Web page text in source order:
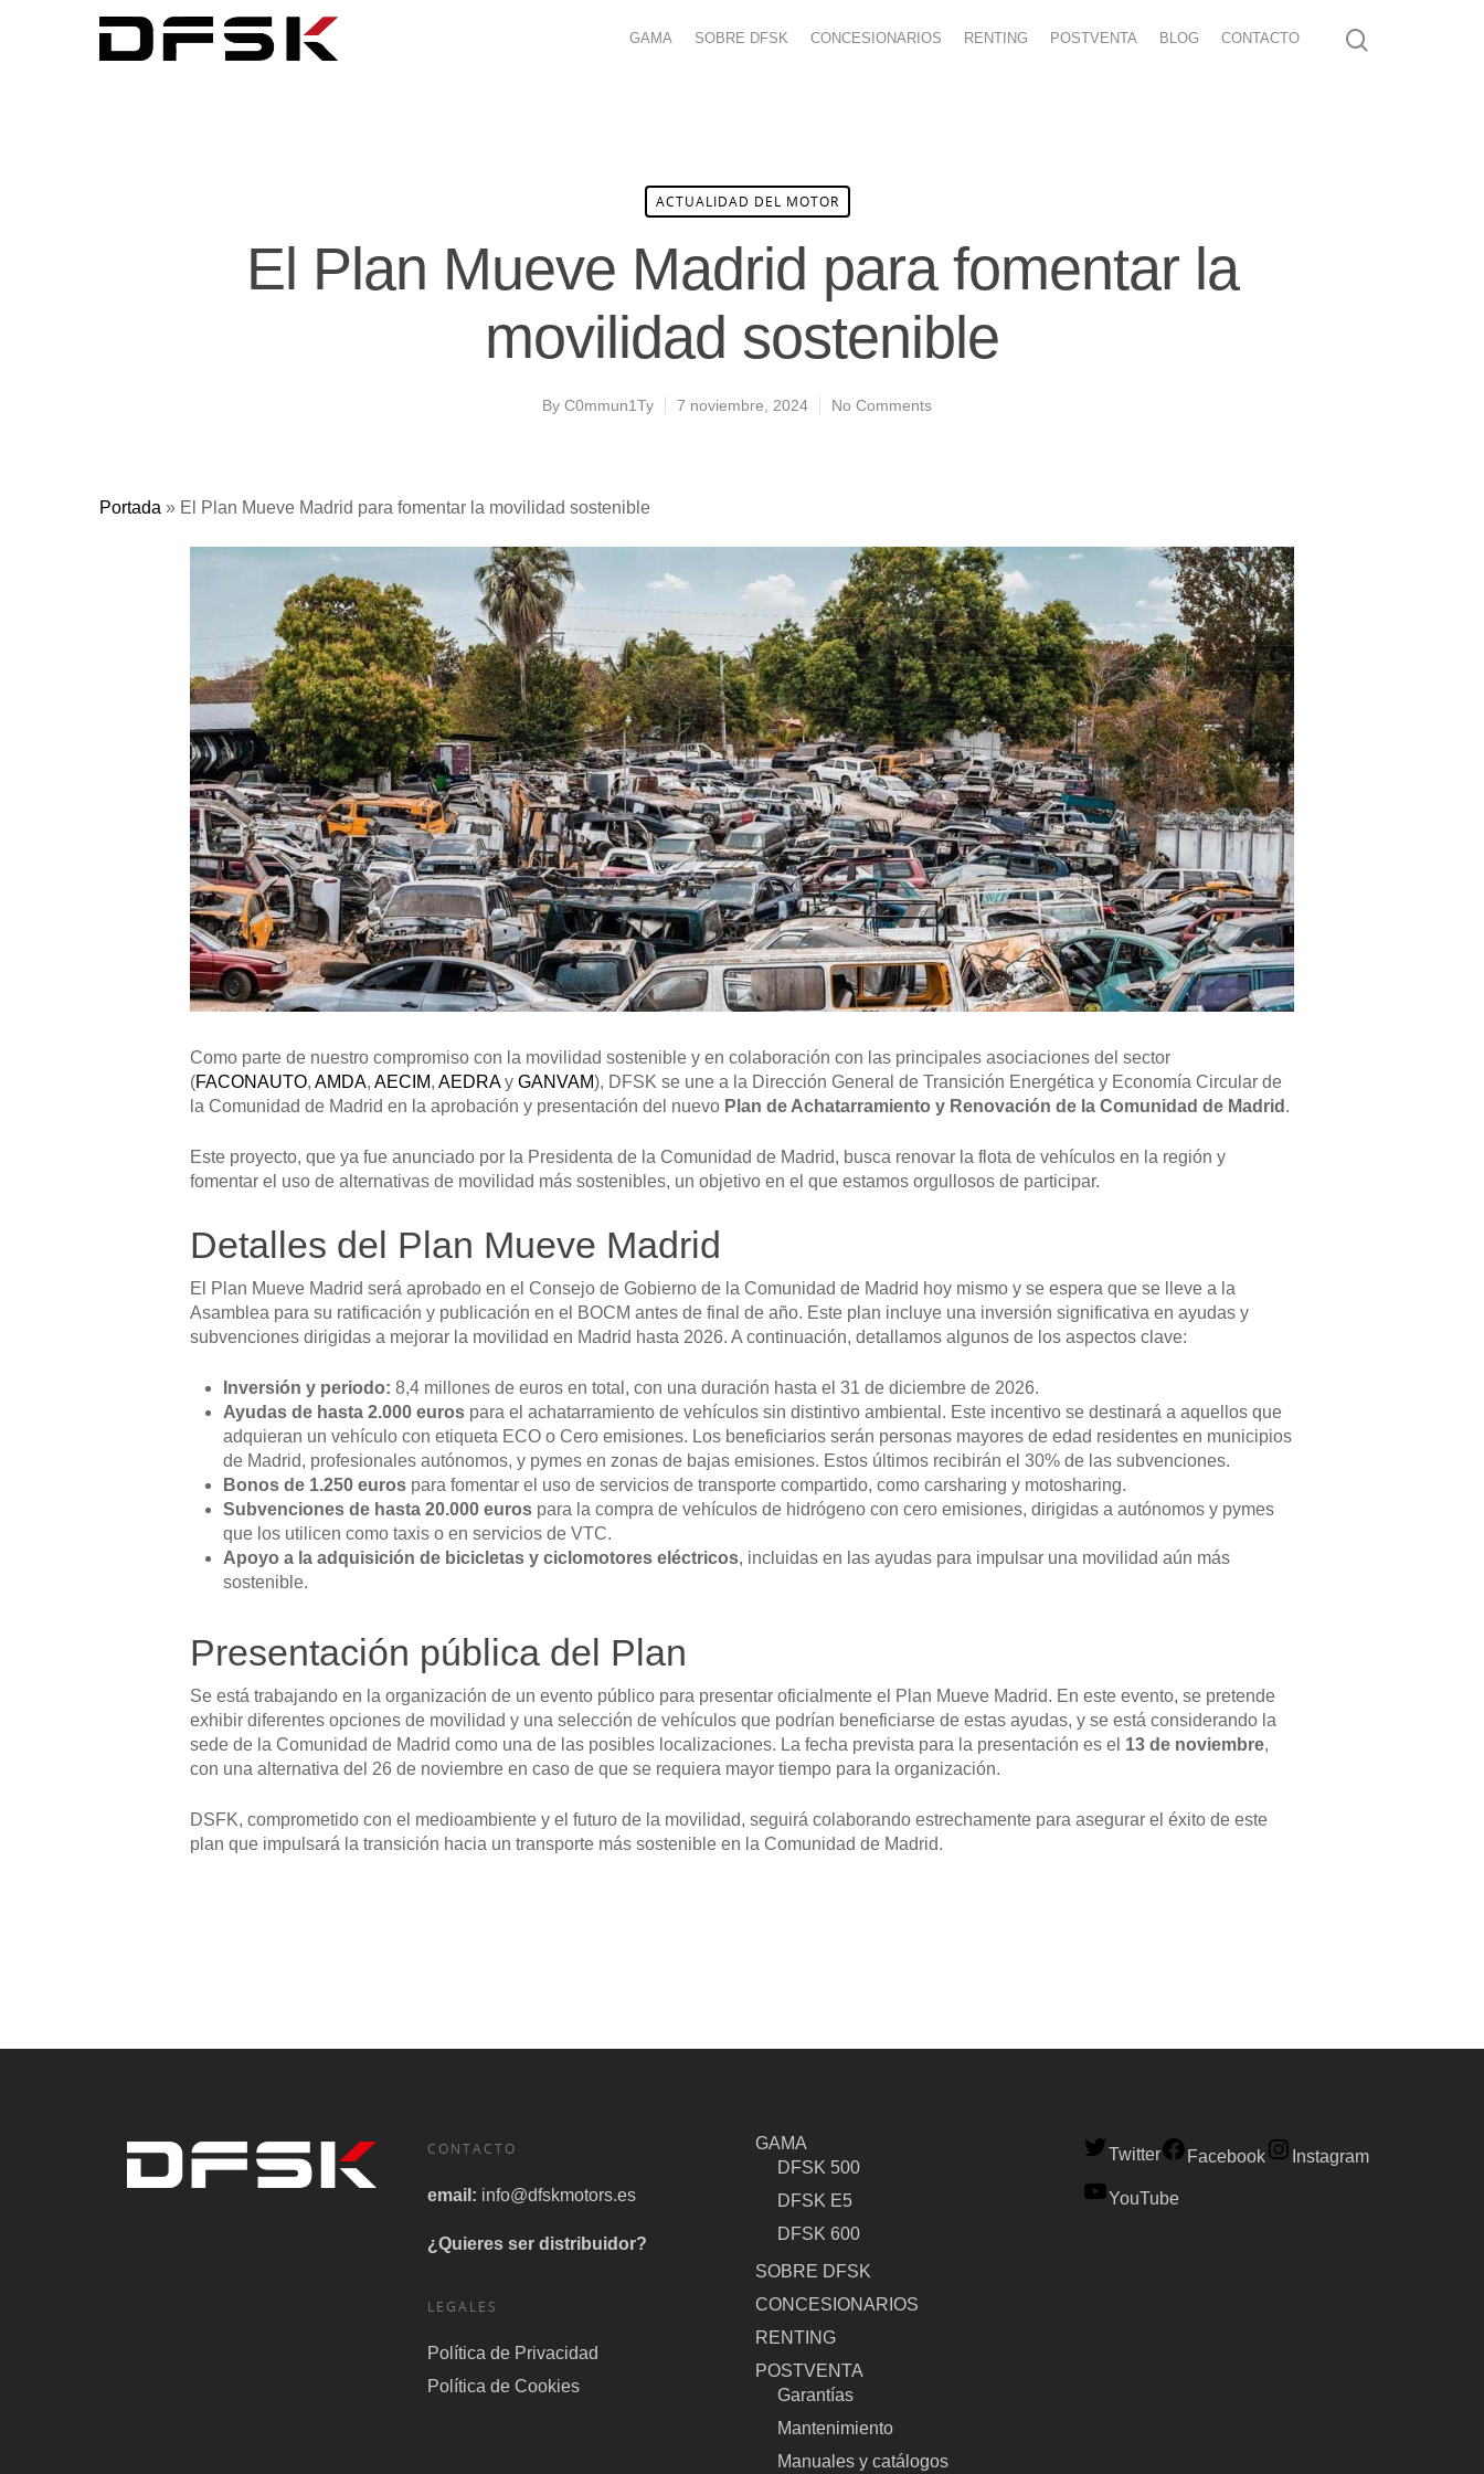
Pulse Enter para buscar o ESC para cerrar
GAMA SOBRE DFSK CONCESIONARIOS RENTING POSTVENTA BLOG CONTACTO
ACTUALIDAD DEL MOTOR
El Plan Mueve Madrid para fomentar la
movilidad sostenible
By C0mmun1Ty 7 noviembre, 2024 No Comments
Portada » El Plan Mueve Madrid para fomentar la movilidad sostenible
Como parte de nuestro compromiso con la movilidad sostenible y en colaboración con las principales asociaciones del sector
(FACONAUTO, AMDA, AECIM, AEDRAy GANVAM), DFSK se une a la Dirección General de Transición Energética y Economía Circular de
la Comunidad de Madrid en la aprobación y presentación del nuevo Plan de Achatarramiento y Renovación de la Comunidad de Madrid .
Este proyecto, que ya fue anunciado por la Presidenta de la Comunidad de Madrid, busca renovar la flota de vehículos en la región y
fomentar el uso de alternativas de movilidad más sostenibles, un objetivo en el que estamos orgullosos de participar.
Detalles del Plan Mueve Madrid
El Plan Mueve Madrid será aprobado en el Consejo de Gobierno de la Comunidad de Madrid hoy mismo y se espera que se lleve a la
Asamblea para su ratificación y publicación en el BOCM antes de final de año. Este plan incluye una inversión significativa en ayudas y
subvenciones dirigidas a mejorar la movilidad en Madrid hasta 2026. A continuación, detallamos algunos de los aspectos clave:
Inversión y periodo: 8,4 millones de euros en total, con una duración hasta el 31 de diciembre de 2026.
Ayudas de hasta 2.000 euros para el achatarramiento de vehículos sin distintivo ambiental. Este incentivo se destinará a aquellos que
adquieran un vehículo con etiqueta ECO o Cero emisiones. Los beneficiarios serán personas mayores de edad residentes en municipios
de Madrid, profesionales autónomos, y pymes en zonas de bajas emisiones. Estos últimos recibirán el 30% de las subvenciones.
Bonos de 1.250 euros para fomentar el uso de servicios de transporte compartido, como carsharing y motosharing.
Subvenciones de hasta 20.000 euros para la compra de vehículos de hidrógeno con cero emisiones, dirigidas a autónomos y pymes
que los utilicen como taxis o en servicios de VTC.
Apoyo a la adquisición de bicicletas y ciclomotores eléctricos, incluidas en las ayudas para impulsar una movilidad aún más
sostenible.
Presentación pública del Plan
Se está trabajando en la organización de un evento público para presentar oficialmente el Plan Mueve Madrid. En este evento, se pretende
exhibir diferentes opciones de movilidad y una selección de vehículos que podrían beneficiarse de estas ayudas, y se está considerando la
sede de la Comunidad de Madrid como una de las posibles localizaciones. La fecha prevista para la presentación es el 13 de noviembre,
con una alternativa del 26 de noviembre en caso de que se requiera mayor tiempo para la organización.
DSFK, comprometido con el medioambiente y el futuro de la movilidad, seguirá colaborando estrechamente para asegurar el éxito de este
plan que impulsará la transición hacia un transporte más sostenible en la Comunidad de Madrid.
CONTACTO
email: info@dfskmotors.es
¿Quieres ser distribuidor?
LEGALES
Política de Privacidad
Política de Cookies
GAMA
DFSK 500
DFSK E5
DFSK 600
SOBRE DFSK
CONCESIONARIOS
RENTING
POSTVENTA
Garantías
Mantenimiento
Manuales y catálogos
Twitter Facebook Instagram
YouTube